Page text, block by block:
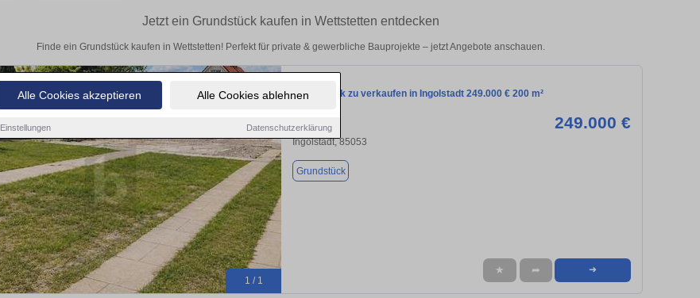
Alle Cookies akzeptieren Alle Cookies ablehnen
Einstellungen Datenschutzerklärung
Jetzt ein Grundstück kaufen in Wettstetten entdecken
Finde ein Grundstück kaufen in Wettstetten! Perfekt für private & gewerbliche Bauprojekte – jetzt Angebote anschauen.
1 / 1
Grundstück zu verkaufen in Ingolstadt 249.000 € 200 m²
249.000 €
Ingolstadt, 85053
Grundstück
★ ➦ ➜